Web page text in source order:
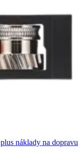
plus náklady na dopravu